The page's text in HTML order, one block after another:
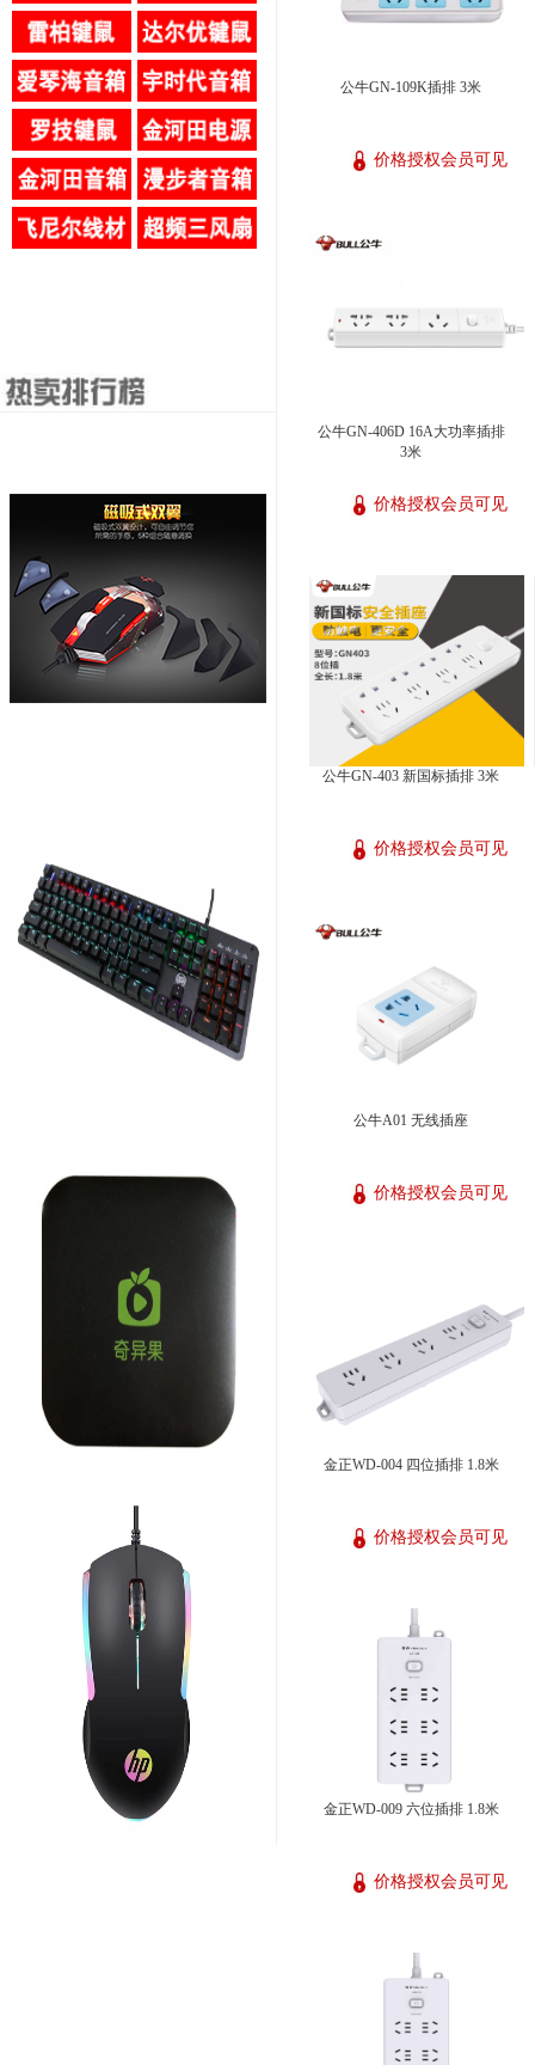
公牛GN-109K插排 3米
价格授权会员可见
公牛GN-406D 16A大功率插排
3米
价格授权会员可见
公牛GN-403 新国标插排 3米
价格授权会员可见
公牛A01 无线插座
价格授权会员可见
金正WD-004 四位插排 1.8米
价格授权会员可见
金正WD-009 六位插排 1.8米
价格授权会员可见